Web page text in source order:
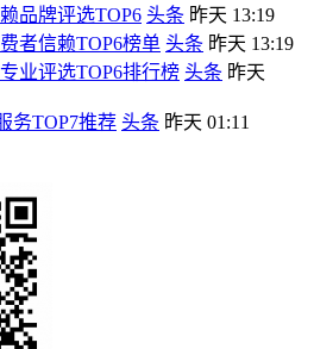
品牌评选TOP6 头条 昨天 13:19
者信赖TOP6榜单 头条 昨天 13:19
业评选TOP6排行榜 头条 昨天
务TOP7推荐 头条 昨天 01:11